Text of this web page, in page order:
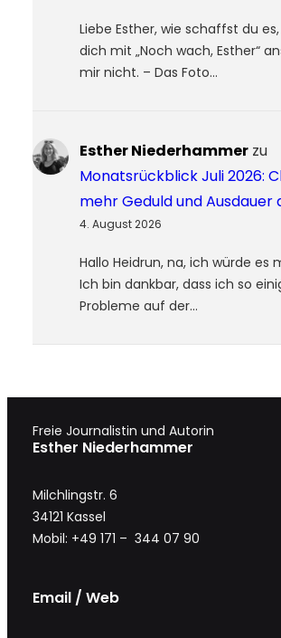
Liebe Esther, wie schaffst du
dich mit „Noch wach, Esther“
mir nicht. – Das Foto…
Esther Niederhammer zu
Monatsrückblick Juli 2026:
mehr Geduld und Ausdauer
4. August 2026
Hallo Heidrun, na, ich würde es
Ich bin dankbar, dass ich so
Probleme auf der…
Freie Journalistin und Autorin
Esther Niederhammer
Milchlingstr. 6
34121 Kassel
Mobil: +49 171 – 344 07 90
Email / Web